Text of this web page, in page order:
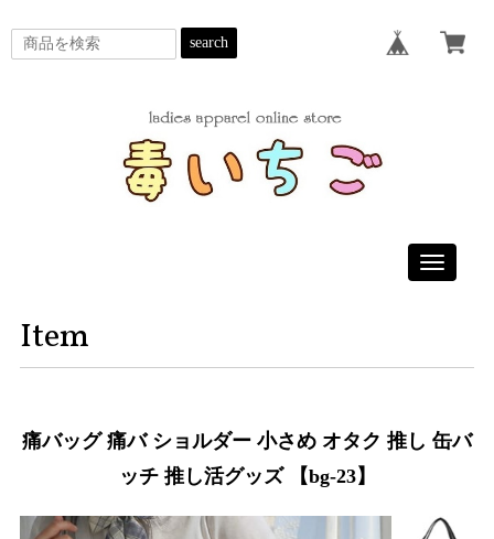
search
Toggle
Item
痛バッグ 痛バ ショルダー 小さめ オタク 推し 缶バ
ッチ 推し活グッズ 【bg-23】